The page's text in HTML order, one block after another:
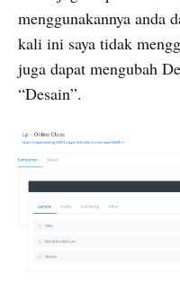
menggunakannya anda
kali ini saya tidak
juga dapat mengubah
“Desain”.